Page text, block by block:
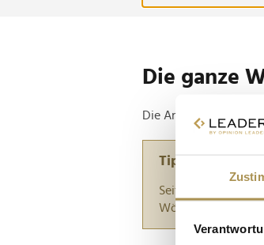
Die ganze
Die Anfrage ergab 2
Tipp
Seiten suchen, die
Wörter zwischen